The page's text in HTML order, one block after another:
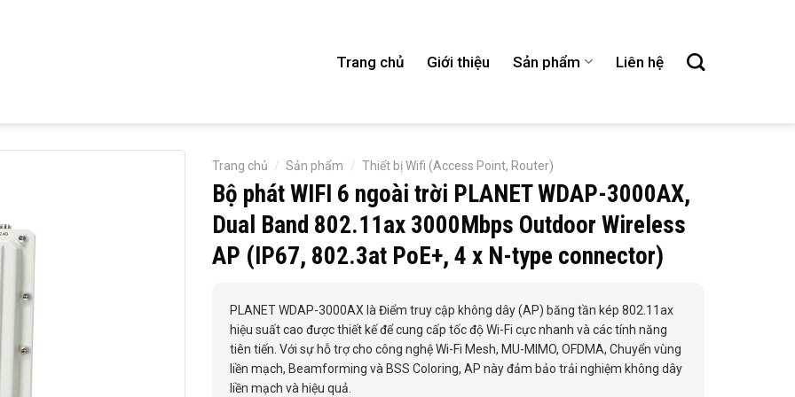
Trang chủ Giới thiệu Sản phẩm Liên hệ
Trang chủ / Sản phẩm / Thiết bị Wifi (Access Point, Router)
Bộ phát WIFI 6 ngoài trời PLANET WDAP-3000AX,
Dual Band 802.11ax 3000Mbps Outdoor Wireless
AP (IP67, 802.3at PoE+, 4 x N-type connector)
PLANET WDAP-3000AX là Điểm truy cập không dây (AP) băng tần kép 802.11ax
hiệu suất cao được thiết kế để cung cấp tốc độ Wi-Fi cực nhanh và các tính năng
tiên tiến. Với sự hỗ trợ cho công nghệ Wi-Fi Mesh, MU-MIMO, OFDMA, Chuyển vùng
liền mạch, Beamforming và BSS Coloring, AP này đảm bảo trải nghiệm không dây
liền mạch và hiệu quả.